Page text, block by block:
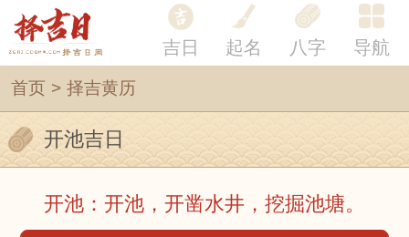
吉日 起名 八字 导航
首页 > 择吉黄历
开池吉日
开池：开池，开凿水井，挖掘池塘。